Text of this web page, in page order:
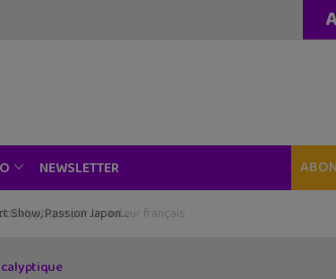
NEWSLETTER
Show, Passion Japon…